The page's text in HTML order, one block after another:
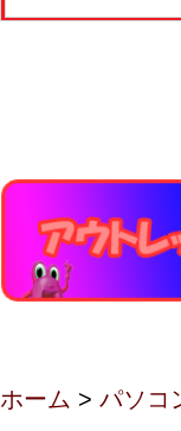
ホーム > パソコ